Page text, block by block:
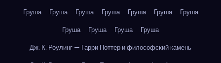
Груша
Груша Груша Груша Груша Груша
Груша
Груша
Груша Груша
Груша
Дж. К. Роулинг — Гарри Поттер и философский камень